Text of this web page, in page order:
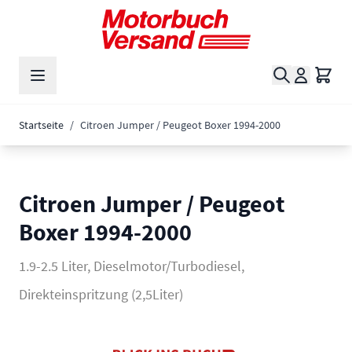
Zum Inhalt springen
Suche
Startseite / Citroen Jumper / Peugeot Boxer 1994-2000
Citroen Jumper / Peugeot
Boxer 1994-2000
1.9-2.5 Liter, Dieselmotor/Turbodiesel,
Direkteinspritzung (2,5Liter)